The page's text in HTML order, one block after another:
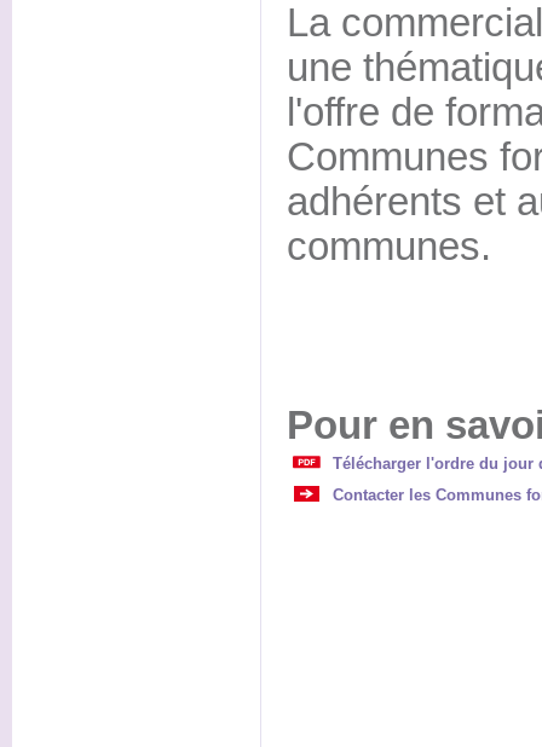
La
une
l'offre de
Communes
adhérents et
communes.
Pour en
Télécharger l'ordre du jour
Contacter les Communes